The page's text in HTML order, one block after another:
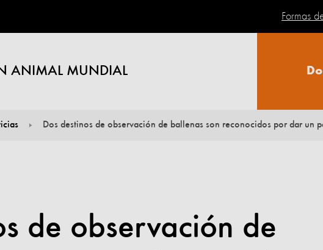
ANIMAL MUNDIAL
Formas
Dos destinos de observación de ballenas son reconocidos por dar un
de observación de